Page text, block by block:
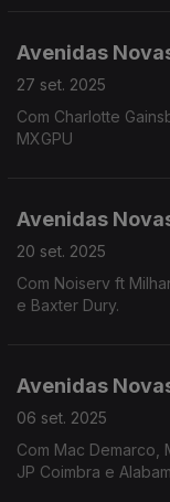
Avenidas
27 set. 2025
Com Charlotte
MXGPU
Avenidas
20 set. 2025
Com Noiserv ft
e Baxter Dury.
Avenidas
06 set. 2025
Com Mac Demarco,
JP Coimbra e